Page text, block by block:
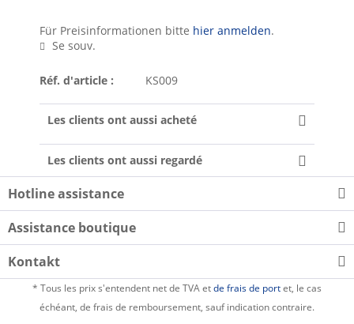
Für Preisinformationen bitte hier anmelden.
Se souv.
Réf. d'article : KS009
Les clients ont aussi acheté
Les clients ont aussi regardé
Hotline assistance
Assistance boutique
Kontakt
* Tous les prix s'entendent net de TVA etde frais de portet, le cas
échéant, de frais de remboursement, sauf indication contraire.